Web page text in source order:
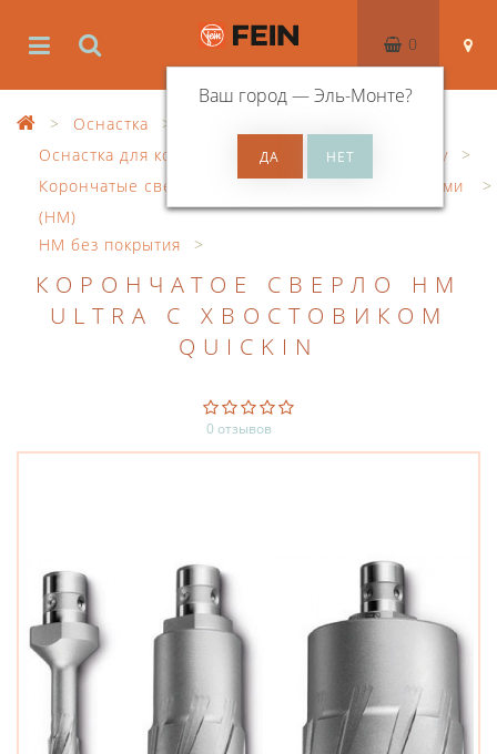
Ваш город —Эль-Монте?
0
Оснастка
Оснастка для корончатого сверления по металлу
Корончатые сверла с твердосплавными напайками
(HM)
HM без покрытия
КОРОНЧАТОЕ СВЕРЛО HM
ULTRA С ХВОСТОВИКОМ
QUICKIN
0 отзывов